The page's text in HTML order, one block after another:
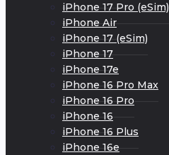
iPhone 17 Pro (eSim)
iPhone Air
iPhone 17 (eSim)
iPhone 17
iPhone 17e
iPhone 16 Pro Max
iPhone 16 Pro
iPhone 16
iPhone 16 Plus
iPhone 16e